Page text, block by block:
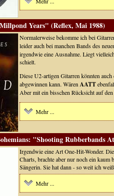
Years" (Reflex, Mai 1988)
Normalerweise bekomme ich bei
leider auch bei manchen Bands des
irgendwie eine Ausnahme. Liegt
schielt.
Diese U2-artigen Gitarren könnten
abgewinnen kann. Wären AATT
Aber mit ein bisschen Rücksicht auf
Mehr ...
"Shooting Rubberbands
Irgendwie eine Art One-Hit-Wonder.
Charts, brachte aber nur noch ein kaum
Sängerin. Sie hat dann - so weit ich
Mehr ...